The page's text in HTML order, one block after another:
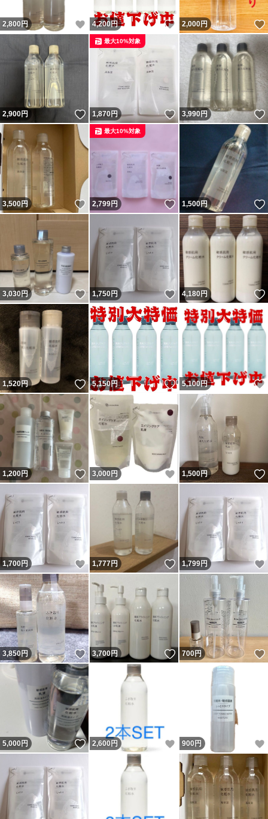
2,800 円 いいね！
4,200 円 いいね！
2,000円
2,900円 いいね！
1,870円 いいね！
最大10%対象
3,990円
3,500円 いいね！
2,799円 いいね！
最大10%対象
1,500円
3,030円 いいね！
1,750円 いいね！
4,180円
1,520円 いいね！
5,150円 いいね！
5,100 円
1,200円 いいね！
3,000 円 いいね！
1,500円
1,700円 いいね！
1,777円 いいね！
1,799円
3,850円 いいね！
3,700円 いいね！
700円
5,000円 いいね！
2,600 円 いいね！
900 円